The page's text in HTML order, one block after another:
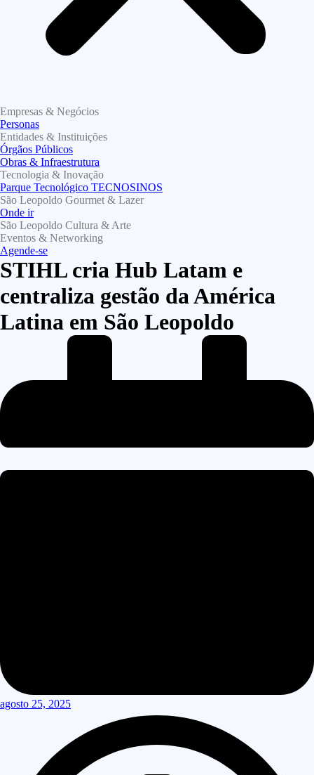
Empresas & Negócios
Personas
Entidades & Instituições
Órgãos Públicos
Obras & Infraestrutura
Tecnologia & Inovação
Parque Tecnológico TECNOSINOS
São Leopoldo Gourmet & Lazer
Onde ir
São Leopoldo Cultura & Arte
Eventos & Networking
Agende-se
STIHL cria Hub Latam e
centraliza gestão da América
Latina em São Leopoldo
agosto 25, 2025